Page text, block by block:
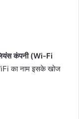
कंपनी (Wi-Fi
का नाम इसके खोज